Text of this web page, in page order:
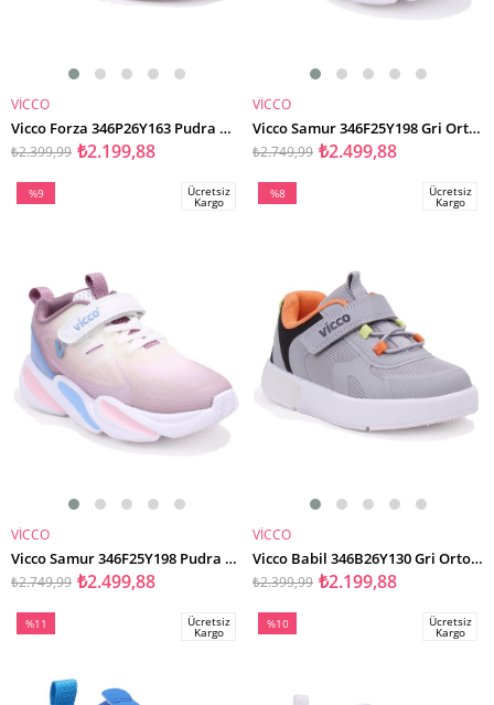
SEPETE EKLE
VİCCO
Vicco Forza 346P26Y163 Pudra Ortopedik Günlük Kız Çocuk Spor Ayakkabı
₺2.199,88
₺2.399,99
SEPETE EKLE
VİCCO
Vicco Samur 346F25Y198 Gri Ortopedik Günlük Erkek Çocuk Spor Ayakkabı
₺2.499,88
₺2.749,99
SEPETE EKLE
%9
Ücretsiz
Kargo
VİCCO
Vicco Samur 346F25Y198 Pudra Ortopedik Günlük Kız Çocuk Spor Ayakkabı
₺2.499,88
₺2.749,99
SEPETE EKLE
%8
Ücretsiz
Kargo
VİCCO
Vicco Babil 346B26Y130 Gri Ortopedik Günlük Işıklı Erkek Çocuk Spor Ayakkabı
₺2.199,88
₺2.399,99
%11
Ücretsiz
Kargo
%10
Ücretsiz
Kargo